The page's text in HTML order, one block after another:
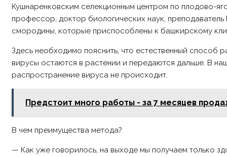
Кушнаренковским селекционным центром по плодово-
профессор, доктор биологических наук,
смородины, которые приспособлены к башкирскому
Здесь необходимо пояснить, что естественный
вирусы остаются в растении и передаются дальше. В
распространение вируса не происходит.
Предстоит много работы - за 7 месяцев
В чем преимущества метода?
— Как уже говорилось, на выходе мы получаем только